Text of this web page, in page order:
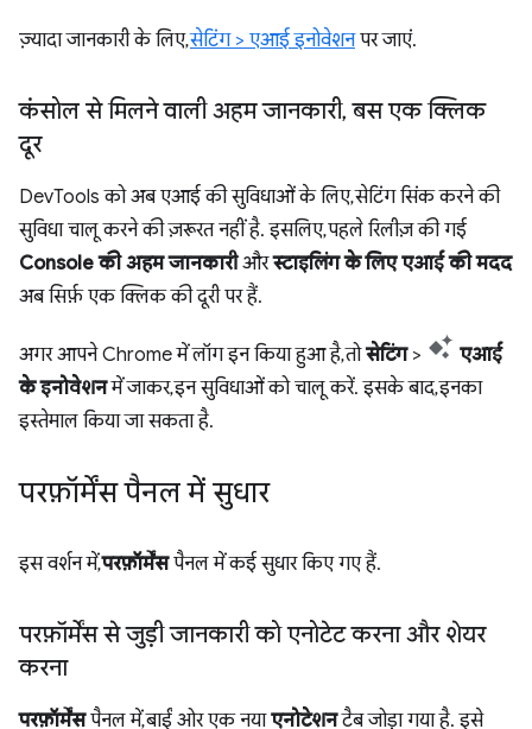
ज़्यादा जानकारी के लिए,सेटिंग > एआई इनोवेशनपर जाएं.
कंसोल से मिलने वाली अहम जानकारी, बस एक क्लिक
दूर
DevTools को अब एआई की सुविधाओं के लिए, सेटिंग सिंक करने की
सुविधा चालू करने की ज़रूरत नहीं है. इसलिए, पहले रिलीज़ की गई
Console की अहम जानकारीऔरस्टाइलिंग के लिए एआई की मदद
अब सिर्फ़ एक क्लिक की दूरी पर हैं.
अगर आपने Chrome में लॉग इन किया हुआ है, तोसेटिंग>
एआई
के इनोवेशनमें जाकर, इन सुविधाओं को चालू करें. इसके बाद, इनका
इस्तेमाल किया जा सकता है.
परफ़ॉर्मेंस पैनल में सुधार
इस वर्शन में,परफ़ॉर्मेंसपैनल में कई सुधार किए गए हैं.
परफ़ॉर्मेंस से जुड़ी जानकारी को एनोटेट करना और शेयर
करना
परफ़ॉर्मेंसपैनल में, बाईं ओर एक नयाएनोटेशनटैब जोड़ा गया है. इसे